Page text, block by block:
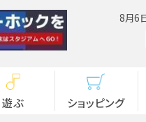
8月6
遊ぶ ショッピング